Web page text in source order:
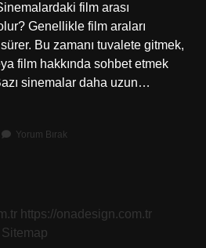
film arası
Genellikle film araları
Bu zamanı tuvalete gitmek,
film hakkında sohbet etmek
sinemalar daha uzun…
Yorum Bırak
https://onadesign.com.tr
Sitemap